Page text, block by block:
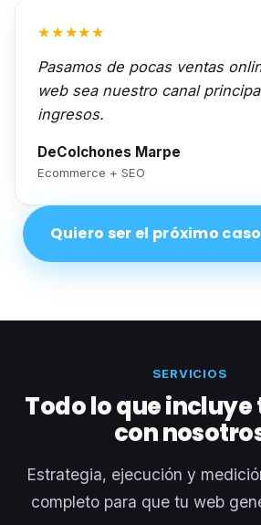
★★★★★
Pasamos de pocas ventas
web sea nuestro canal
ingresos.
DeColchones Marpe
Ecommerce + SEO
Quiero ser el próximo
SERVICIOS
Todo lo que
con
Estrategia, ejecución y
completo para que tu web